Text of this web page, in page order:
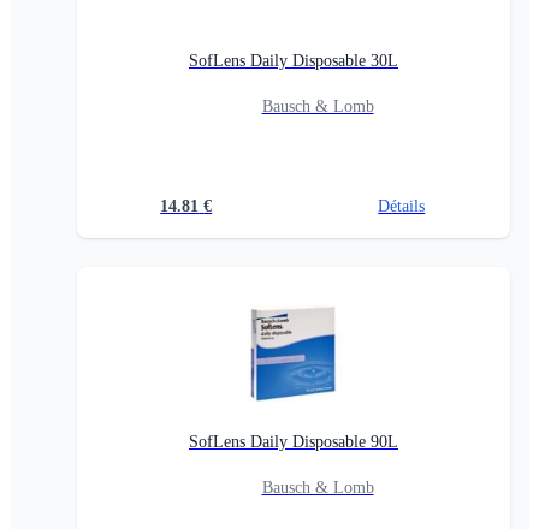
SofLens Daily Disposable 30L
Bausch & Lomb
14.81 € Détails
SofLens Daily Disposable 90L
Bausch & Lomb